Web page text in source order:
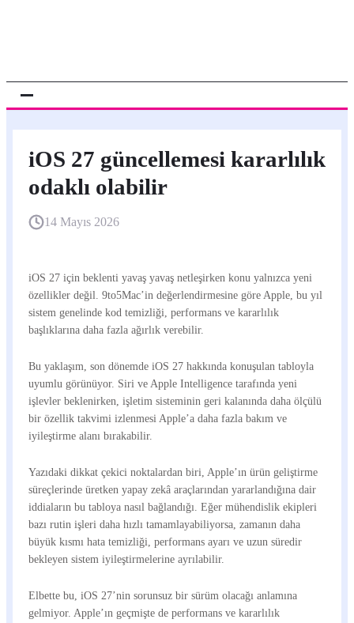
iOS 27 güncellemesi kararlılık
odaklı olabilir
14 Mayıs 2026
iOS 27 için beklenti yavaş yavaş netleşirken konu yalnızca yeni
özellikler değil. 9to5Mac’in değerlendirmesine göre Apple, bu yıl
sistem genelinde kod temizliği, performans ve kararlılık
başlıklarına daha fazla ağırlık verebilir.
Bu yaklaşım, son dönemde iOS 27 hakkında konuşulan tabloyla
uyumlu görünüyor. Siri ve Apple Intelligence tarafında yeni
işlevler beklenirken, işletim sisteminin geri kalanında daha ölçülü
bir özellik takvimi izlenmesi Apple’a daha fazla bakım ve
iyileştirme alanı bırakabilir.
Yazıdaki dikkat çekici noktalardan biri, Apple’ın ürün geliştirme
süreçlerinde üretken yapay zekâ araçlarından yararlandığına dair
iddiaların bu tabloya nasıl bağlandığı. Eğer mühendislik ekipleri
bazı rutin işleri daha hızlı tamamlayabiliyorsa, zamanın daha
büyük kısmı hata temizliği, performans ayarı ve uzun süredir
bekleyen sistem iyileştirmelerine ayrılabilir.
Elbette bu, iOS 27’nin sorunsuz bir sürüm olacağı anlamına
gelmiyor. Apple’ın geçmişte de performans ve kararlılık